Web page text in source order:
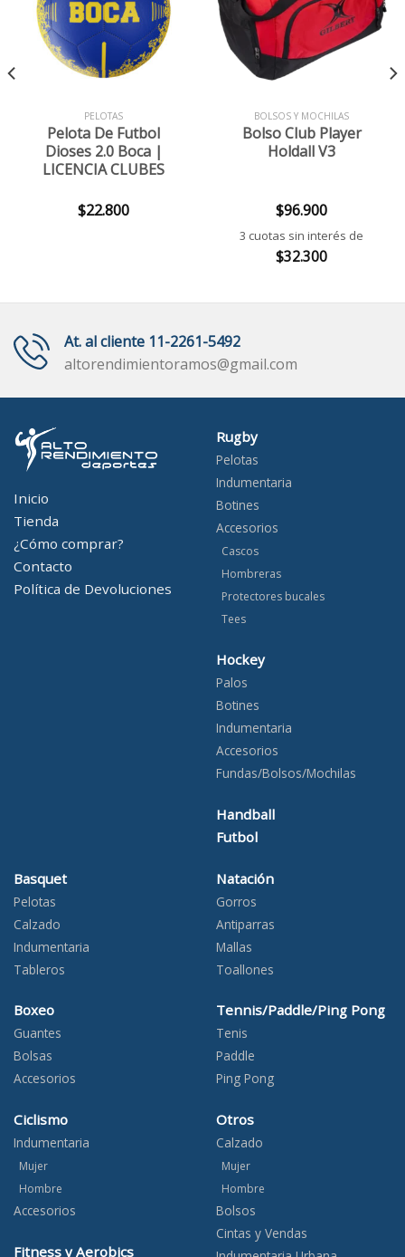
PELOTAS
Pelota De Futbol
Dioses 2.0 Boca |
LICENCIA CLUBES
$22.800
BOLSOS Y MOCHILAS
Bolso Club Player
Holdall V3
$96.900
3 cuotas sin interés de
$32.300
At. al cliente 11-2261-5492
altorendimientoramos@gmail.com
Inicio
Tienda
¿Cómo comprar?
Contacto
Política de Devoluciones
Rugby
Pelotas
Indumentaria
Botines
Accesorios
Cascos
Hombreras
Protectores bucales
Tees
Hockey
Palos
Botines
Indumentaria
Accesorios
Fundas/Bolsos/Mochilas
Handball
Futbol
Basquet
Pelotas
Calzado
Indumentaria
Tableros
Boxeo
Guantes
Bolsas
Accesorios
Ciclismo
Indumentaria
Mujer
Hombre
Accesorios
Fitness y Aerobics
Natación
Gorros
Antiparras
Mallas
Toallones
Tennis/Paddle/Ping Pong
Tenis
Paddle
Ping Pong
Otros
Calzado
Mujer
Hombre
Bolsos
Cintas y Vendas